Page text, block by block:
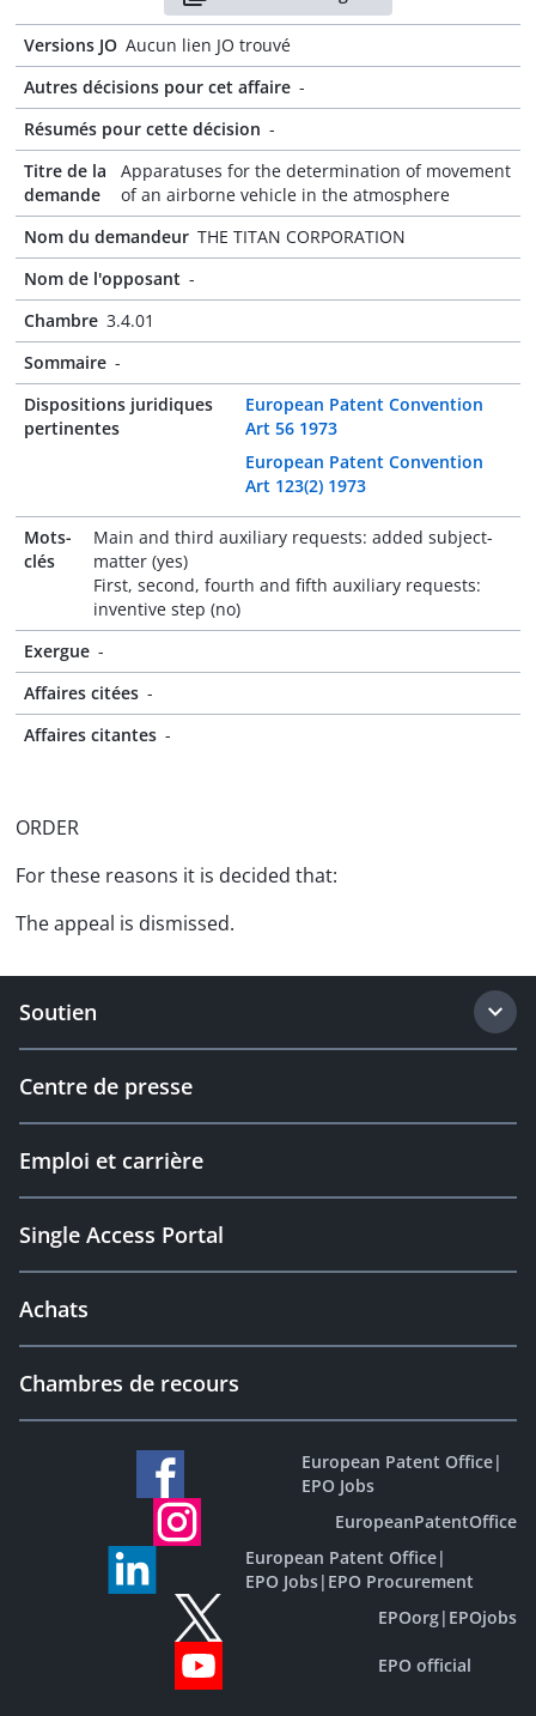
Versions JO Aucun lien JO trouvé
Autres décisions pour cet affaire -
Résumés pour cette décision -
Titre de la
demande
Apparatuses for the determination of movement
of an airborne vehicle in the atmosphere
Nom du demandeur THE TITAN CORPORATION
Nom de l'opposant -
Chambre 3.4.01
Sommaire -
Dispositions juridiques
pertinentes
European Patent Convention
Art 56 1973
European Patent Convention
Art 123(2) 1973
Mots-
clés
Main and third auxiliary requests: added subject-
matter (yes)
First, second, fourth and fifth auxiliary requests:
inventive step (no)
Exergue -
Affaires citées -
Affaires citantes -
ORDER
For these reasons it is decided that:
The appeal is dismissed.
Soutien
Centre de presse
Emploi et carrière
Single Access Portal
Achats
Chambres de recours
European Patent Office|
EPO Jobs
EuropeanPatentOffice
European Patent Office|
EPO Jobs| EPO Procurement
EPOorg| EPOjobs
EPO official